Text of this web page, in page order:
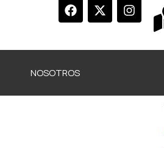
F
a
c
b
o
X
-
t
i
r
I
n
s
a
m
NOSOTROS